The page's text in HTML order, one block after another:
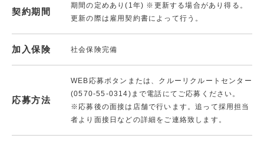
契約期間
期間の定めあり(1年) ※更新する場合があり得る。
更新の際は雇用契約書によって行う。
加入保険 社会保険完備
応募方法
WEB応募ボタンまたは、クルーリクルートセンター
(0570-55-0314)まで電話にてご応募ください。
※応募後の面接は店舗で行います。追って採用担当
者より面接日などの詳細をご連絡致します。